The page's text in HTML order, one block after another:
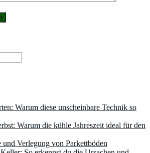
Warum diese unscheinbare Technik so
Warum die kühle Jahreszeit ideal für den
und Verlegung von Parkettböden